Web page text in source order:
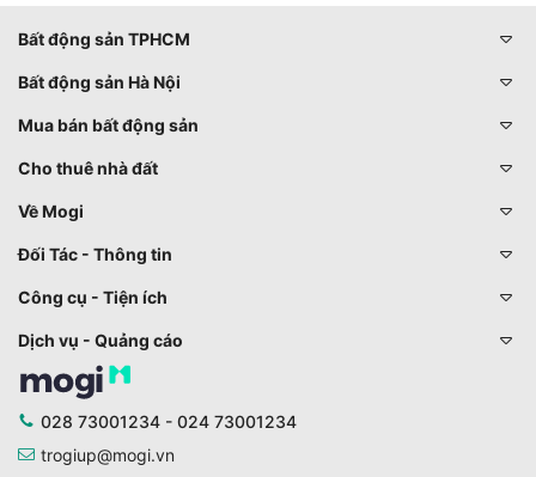
Bất động sản TPHCM
Bất động sản Hà Nội
Mua bán bất động sản
Cho thuê nhà đất
Về Mogi
Đối Tác - Thông tin
Công cụ - Tiện ích
Dịch vụ - Quảng cáo
028 73001234 - 024 73001234
trogiup@mogi.vn